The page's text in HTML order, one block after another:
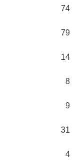
74
79
14
8
9
31
4